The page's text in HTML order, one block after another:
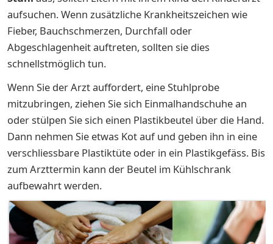
aufsuchen. Wenn zusätzliche Krankheitszeichen wie
Fieber, Bauchschmerzen, Durchfall oder
Abgeschlagenheit auftreten, sollten sie dies
schnellstmöglich tun.
Wenn Sie der Arzt auffordert, eine Stuhlprobe
mitzubringen, ziehen Sie sich Einmalhandschuhe an
oder stülpen Sie sich einen Plastikbeutel über die Hand.
Dann nehmen Sie etwas Kot auf und geben ihn in eine
verschliessbare Plastiktüte oder in ein Plastikgefäss. Bis
zum Arzttermin kann der Beutel im Kühlschrank
aufbewahrt werden.